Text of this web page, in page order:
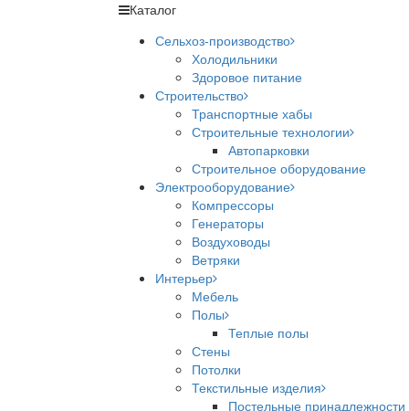
Каталог
Сельхоз-производство
Холодильники
Здоровое питание
Строительство
Транспортные хабы
Строительные технологии
Автопарковки
Строительное оборудование
Электрооборудование
Компрессоры
Генераторы
Воздуховоды
Ветряки
Интерьер
Мебель
Полы
Теплые полы
Стены
Потолки
Текстильные изделия
Постельные принадлежности